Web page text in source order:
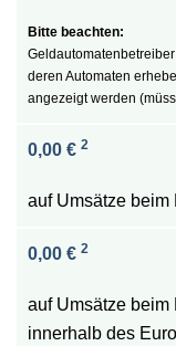
deren Automaten
angezeigt werden
0,00 € 2
auf Umsätze
0,00 € 2
auf Umsätze
innerhalb des